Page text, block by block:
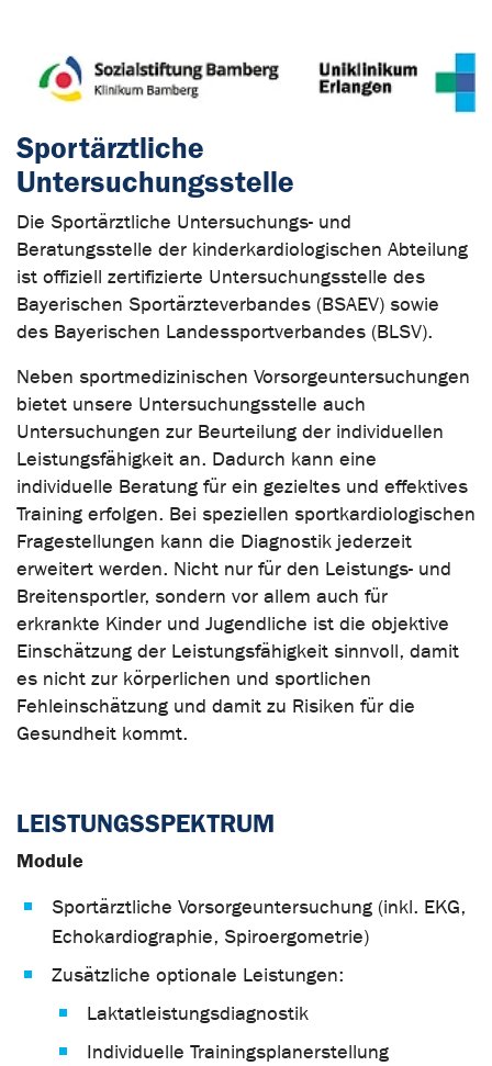
Sportärztliche
Untersuchungsstelle
Die Sportärztliche Untersuchungs- und
Beratungsstelle der kinderkardiologischen Abteilung
ist offiziell zertifizierte Untersuchungsstelle des
Bayerischen Sportärzteverbandes (BSAEV) sowie
des Bayerischen Landessportverbandes (BLSV).
Neben sportmedizinischen Vorsorgeuntersuchungen
bietet unsere Untersuchungsstelle auch
Untersuchungen zur Beurteilung der individuellen
Leistungsfähigkeit an. Dadurch kann eine
individuelle Beratung für ein gezieltes und effektives
Training erfolgen. Bei speziellen sportkardiologischen
Fragestellungen kann die Diagnostik jederzeit
erweitert werden. Nicht nur für den Leistungs- und
Breitensportler, sondern vor allem auch für
erkrankte Kinder und Jugendliche ist die objektive
Einschätzung der Leistungsfähigkeit sinnvoll, damit
es nicht zur körperlichen und sportlichen
Fehleinschätzung und damit zu Risiken für die
Gesundheit kommt.
LEISTUNGSSPEKTRUM
Module
Sportärztliche Vorsorgeuntersuchung (inkl. EKG,
Echokardiographie, Spiroergometrie)
Zusätzliche optionale Leistungen:
Laktatleistungsdiagnostik
Individuelle Trainingsplanerstellung